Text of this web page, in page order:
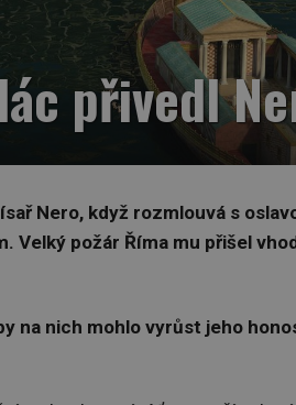
přivedl
Nero, když rozmlouvá s
Velký požár Říma mu přišel
na nich mohlo vyrůst jeho